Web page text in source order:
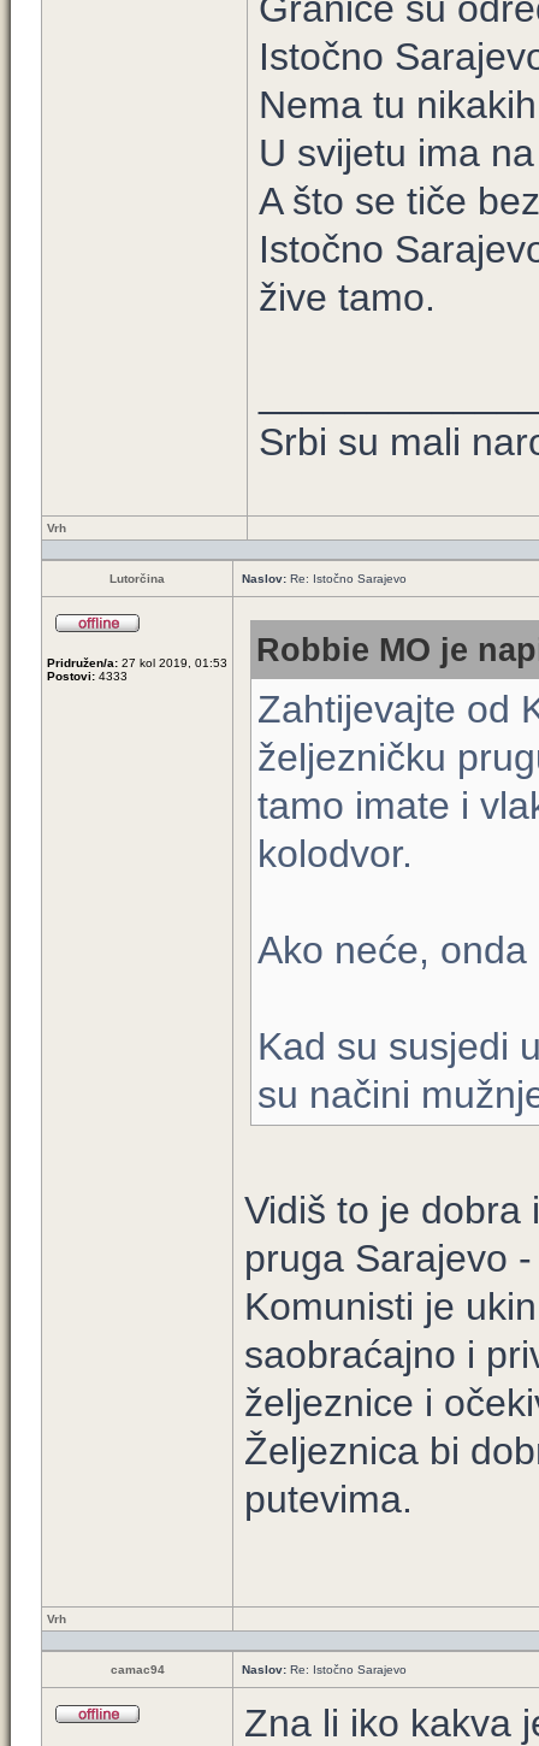
Istočno
Nema tu
U svijetu ima
A što se tiče
Istočno
žive tamo.
Srbi su mali
Vrh
Lutorčina Naslov: Re: Istočno Sarajevo
Pridružen/a: 27 kol 2019, 01:53
Postovi: 4333
Robbie MO je
Zahtijevajte od
željezničku
tamo imate i
kolodvor.
Ako neće,
Kad su susjedi
su načini
Vidiš to je dobra
pruga Sarajevo
Komunisti je
saobraćajno i
željeznice i
Željeznica bi
putevima.
Vrh
camac94 Naslov: Re: Istočno Sarajevo
Zna li iko kakva